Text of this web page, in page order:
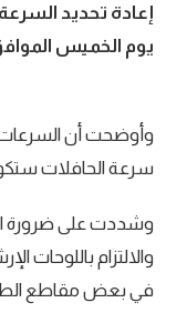
إعادة تحديد
يوم الخميس الموافق ٢٩/١/
سرعة الحافلات ستكون 100، وسرعة الشاحنات
وشددت على ضرورة
والالتزام باللوحات
في بعض مقاطع